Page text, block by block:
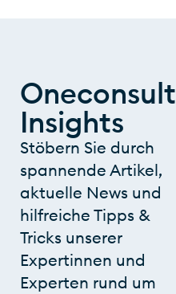
Oneconsult
Insights
Stöbern Sie durch
spannende Artikel,
aktuelle News und
hilfreiche Tipps &
Tricks unserer
Expertinnen und
Experten rund um